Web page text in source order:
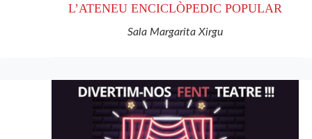
L’ATENEU ENCICLÒPEDIC POPULAR
Sala Margarita Xirgu